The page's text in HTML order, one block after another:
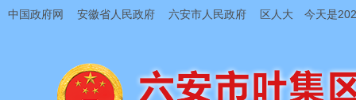
中国政府网 安徽省人民政府 六安市人民政府 区人大 今天是